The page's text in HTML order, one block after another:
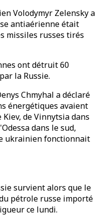
Volodymyr Zelensky a
antiaérienne était
missiles russes tirés
ont détruit 60
la Russie.
Chmyhal a déclaré
énergétiques avaient
de Vinnytsia dans
dans le sud,
ukrainien fonctionnait
survient alors que le
pétrole russe importé
ce lundi.